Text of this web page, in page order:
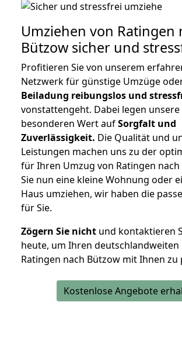
Umziehen von Ratingen
Bützow sicher und
Profitieren Sie von unserem
Netzwerk für günstige Umzüge
Beiladung reibungslos und
vonstattengeht. Dabei legen
besonderen Wert aufSorgfalt und
Zuverlässigkeit. Die Qualität und
Leistungen machen uns zu der
für Ihren Umzug von Ratingen nach
Sie nun eine kleine Wohnung oder
Haus umziehen, wir haben die
für Sie.
Zögern Sie nicht und kontaktieren
heute, um Ihren deutschlandweiten
Ratingen nach Bützow mit Ihnen zu
Kostenlose Angebote